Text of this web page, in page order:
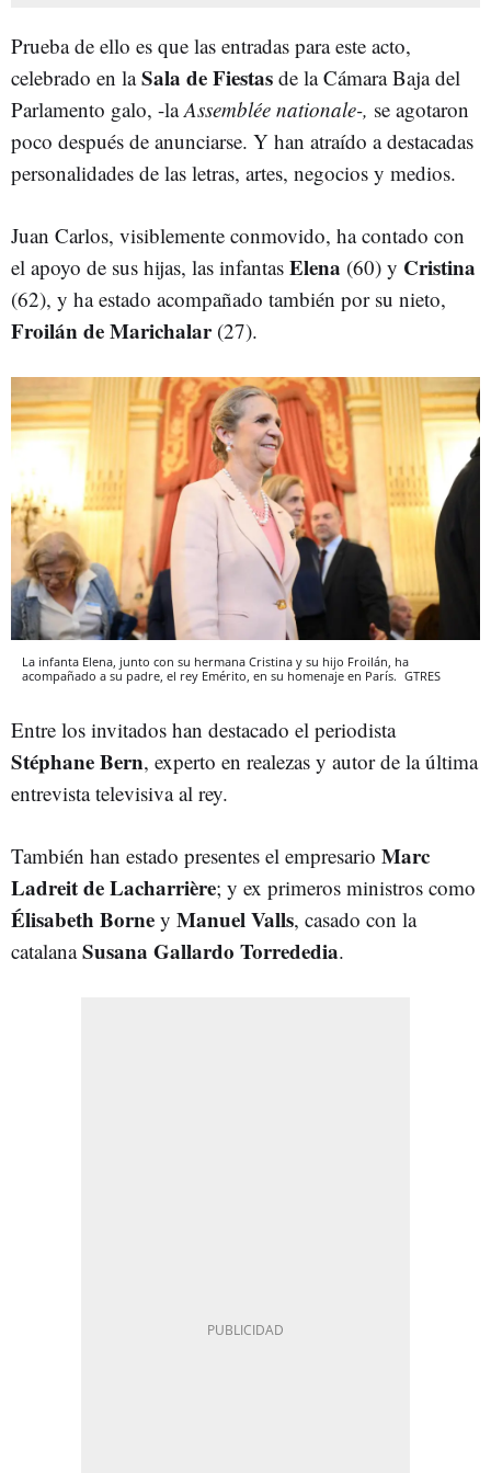
Prueba de ello es que las entradas para este acto,
celebrado en laSala de Fiestas de la Cámara Baja del
Parlamento galo, -laAssemblée nationale-, se agotaron
poco después de anunciarse. Y han atraído a destacadas
personalidades de las letras, artes, negocios y medios.
Juan Carlos, visiblemente conmovido, ha contado con
el apoyo de sus hijas, las infantas Elena (60) y Cristina
(62), y ha estado acompañado también por su nieto,
Froilán de Marichalar(27).
La infanta Elena, junto con su hermana Cristina y su hijo Froilán, ha
acompañado a su padre, el rey Emérito, en su homenaje en París. GTRES
Entre los invitados han destacado el periodista
Stéphane Bern, experto en realezas y autor de la última
entrevista televisiva al rey.
También han estado presentes el empresario Marc
Ladreit de Lacharrière; y ex primeros ministros como
Élisabeth Borne y Manuel Valls, casado con la
catalanaSusana Gallardo Torrededia.